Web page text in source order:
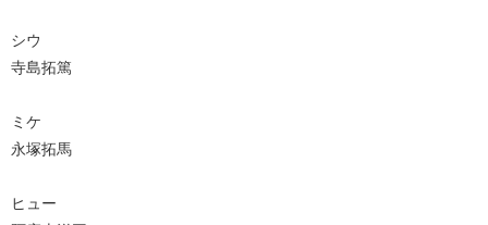
シウ
寺島拓篤
ミケ
永塚拓馬
ヒュー